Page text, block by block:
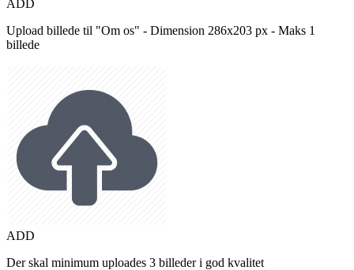
ADD
Upload billede til "Om os" - Dimension 286x203 px - Maks 1
billede
ADD
Der skal minimum uploades 3 billeder i god kvalitet